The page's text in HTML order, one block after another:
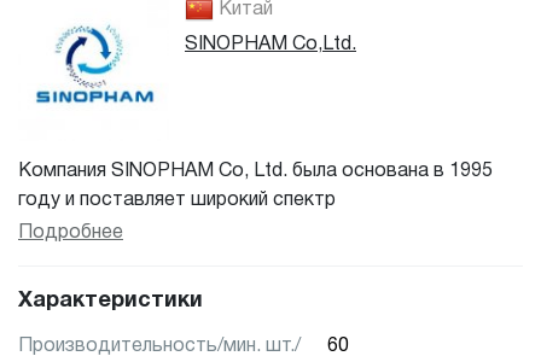
Китай
SINOPHAM Co,Ltd.
Компания SINOPHAM Co, Ltd. была основана в 1995
году и поставляет широкий спектр
фармацевтического оборудования, медицинского
оборудование различным клиентам и можем
соответствии с вашими конкретными потребностями.
Подробнее
Характеристики
Производительность/мин. шт./
60